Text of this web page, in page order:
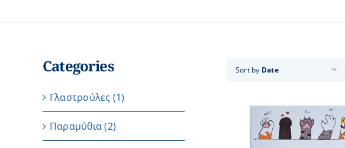
Sort by Date
Categories
Γλαστρούλες (1)
Παραμύθια (2)